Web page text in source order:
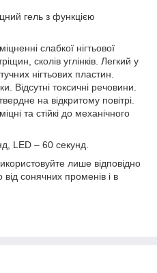
гель з функцією
слабкої нігтьової
сколів углінків. Легкий у
нігтьових пластин.
Відсутні токсичні речовини.
на відкритому повітрі.
та стійкі до механічного
LED – 60 секунд.
лише відповідно
від сонячних променів і в